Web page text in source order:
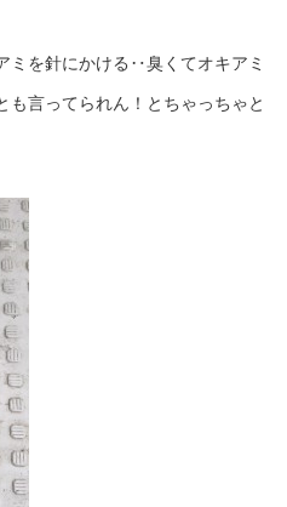
ミを針にかける‥臭くてオキアミ
言ってられん！とちゃっちゃと